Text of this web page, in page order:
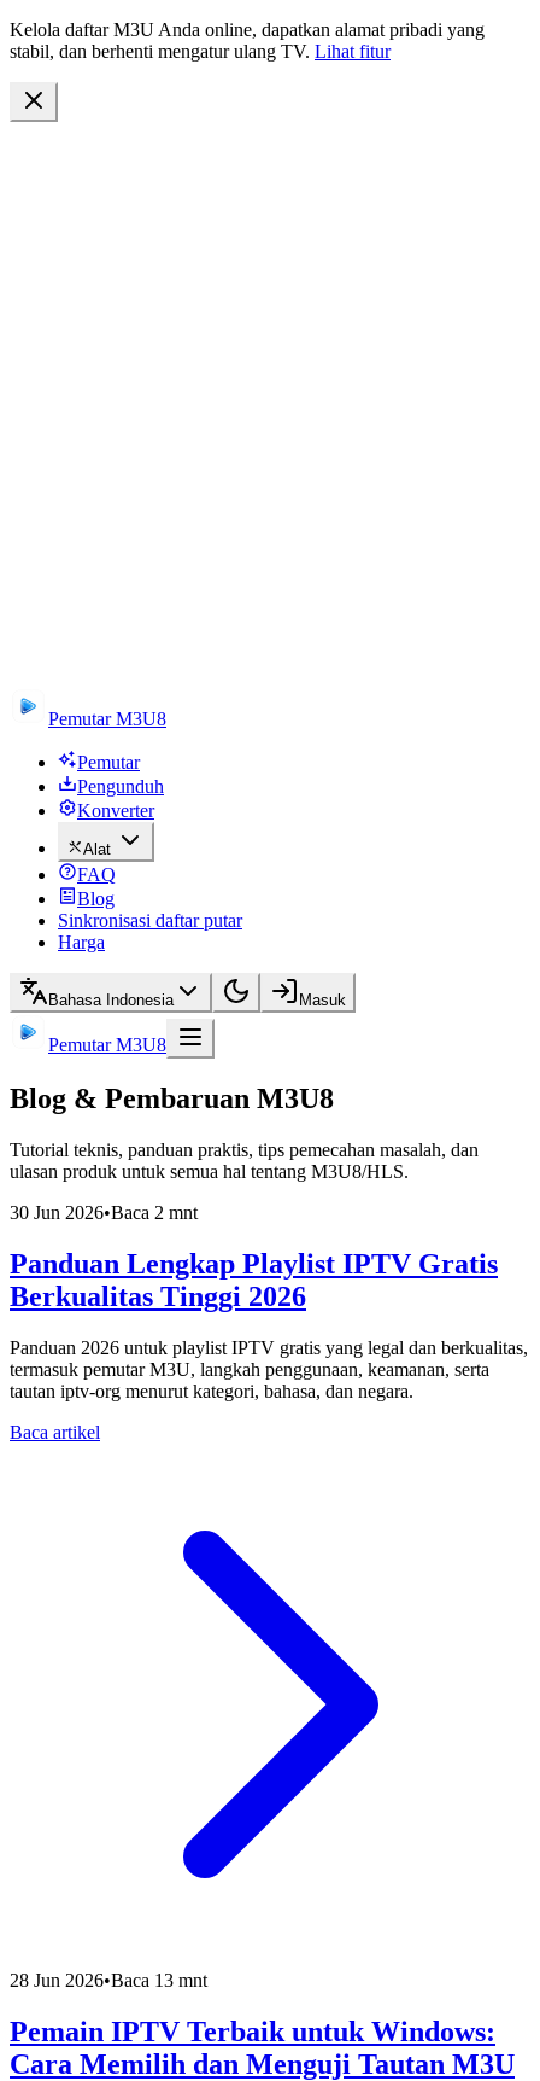
Kelola daftar M3U Anda online, dapatkan alamat pribadi yang
stabil, dan berhenti mengatur ulang TV. Lihat fitur
Pemutar M3U8
Pemutar
Pengunduh
Konverter
Alat
FAQ
Blog
Sinkronisasi daftar putar
Harga
Bahasa Indonesia Masuk
Pemutar M3U8
Blog & Pembaruan M3U8
Tutorial teknis, panduan praktis, tips pemecahan masalah, dan
ulasan produk untuk semua hal tentang M3U8/HLS.
30 Jun 2026•Baca 2 mnt
Panduan Lengkap Playlist IPTV Gratis
Berkualitas Tinggi 2026
Panduan 2026 untuk playlist IPTV gratis yang legal dan berkualitas,
termasuk pemutar M3U, langkah penggunaan, keamanan, serta
tautan iptv-org menurut kategori, bahasa, dan negara.
Baca artikel
28 Jun 2026•Baca 13 mnt
Pemain IPTV Terbaik untuk Windows:
Cara Memilih dan Menguji Tautan M3U